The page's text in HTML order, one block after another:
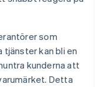
som
tjänster kan bli en
kunderna att
Detta